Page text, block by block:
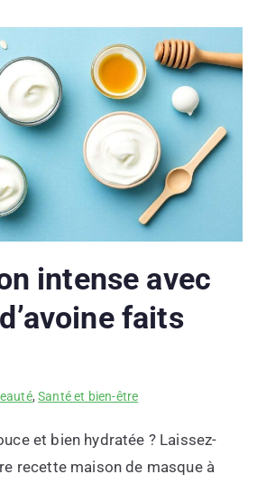
intense avec
faits
,Santé et bien-être
et bien hydratée ? Laissez-
recette maison de masque à